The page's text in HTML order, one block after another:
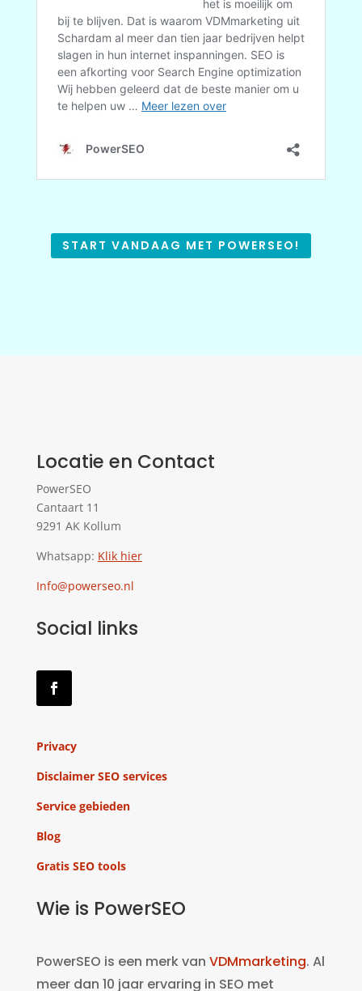
START VANDAAG MET POWERSEO!
Locatie en Contact
PowerSEO
Cantaart 11
9291 AK Kollum
Whatsapp: Klik hier
Info@powerseo.nl
Social links
Privacy
Disclaimer SEO services
Service gebieden
Blog
Gratis SEO tools
Wie is PowerSEO
PowerSEO is een merk van VDMmarketing. Al
meer dan 10 jaar ervaring in SEO met